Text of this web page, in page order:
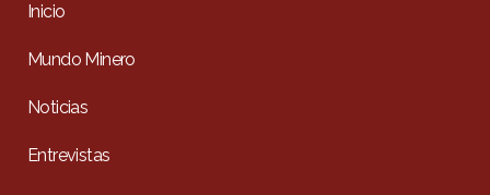
Inicio
Mundo Minero
Noticias
Entrevistas